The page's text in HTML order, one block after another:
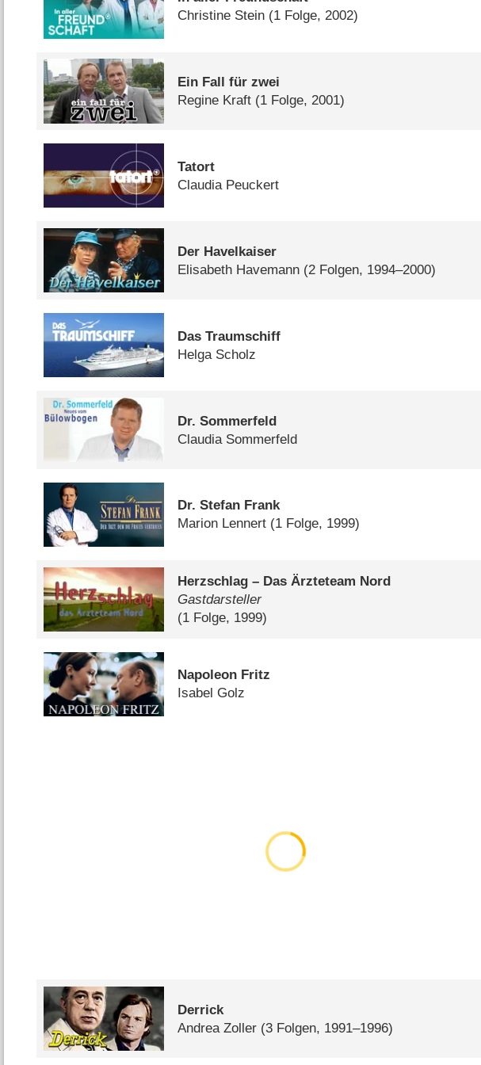
Christine Stein (1 Folge, 2002)
Ein Fall für zwei
Regine Kraft (1 Folge, 2001)
Tatort
Claudia Peuckert
Der Havelkaiser
Elisabeth Havemann (2 Folgen, 1994–2000)
Das Traumschiff
Helga Scholz
Dr. Sommerfeld
Claudia Sommerfeld
Dr. Stefan Frank
Marion Lennert (1 Folge, 1999)
Herzschlag – Das Ärzteteam Nord
Gastdarsteller
(1 Folge, 1999)
Napoleon Fritz
Isabel Golz
Derrick
Andrea Zoller (3 Folgen, 1991–1996)